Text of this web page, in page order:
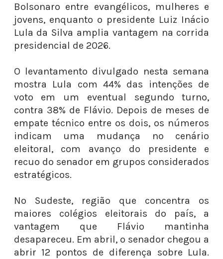
Bolsonaro entre evangélicos, mulheres e
jovens, enquanto o presidente Luiz Inácio
Lula da Silva amplia vantagem na corrida
presidencial de 2026.
O levantamento divulgado nesta semana
mostra Lula com 44% das intenções de
voto em um eventual segundo turno,
contra 38% de Flávio. Depois de meses de
empate técnico entre os dois, os números
indicam uma mudança no cenário
eleitoral, com avanço do presidente e
recuo do senador em grupos considerados
estratégicos.
No Sudeste, região que concentra os
maiores colégios eleitorais do país, a
vantagem que Flávio mantinha
desapareceu. Em abril, o senador chegou a
abrir 12 pontos de diferença sobre Lula.